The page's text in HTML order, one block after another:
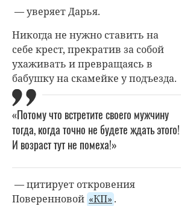
— уверяет Дарья.
Никогда не нужно ставить на
себе крест, прекратив за собой
ухаживать и превращаясь в
бабушку на скамейке у подъезда.
«Потому что встретите своего мужчину
тогда, когда точно не будете ждать этого!
И возраст тут не помеха!»
— цитирует откровения
Поверенновой «КП» .